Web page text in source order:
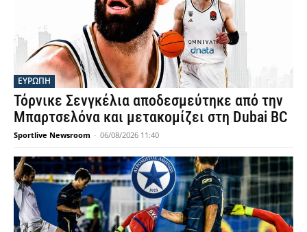
ΕΥΡΩΠΗ
Τόρνικε Σενγκέλια αποδεσμεύτηκε από την
Μπαρτσελόνα και μετακομίζει στη Dubai BC
Sportlive Newsroom - 06/08/2026 11:40